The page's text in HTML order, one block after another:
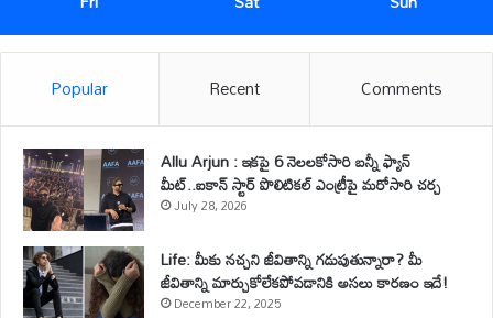
Popular Recent Comments
Allu Arjun : ఇకపై 6 నెలలకోసారి బన్నీ ఫ్యాన్
మీట్..ఐకాన్ స్టార్ పొలిటికల్ ఎంట్రీపై మరోసారి చర్చ
July 28, 2026
Life: మీకు నచ్చని జీవితాన్ని గడుపుతున్నారా? మీ
జీవితాన్ని మార్చుకోలేకపోవడానికి అసలు కారణం ఇదే!
December 22, 2025